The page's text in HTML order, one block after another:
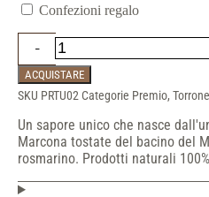
Confezioni regalo
ACQUISTARE
SKU PRTU02 Categorie Premio, Torrone
Un sapore unico che nasce
Marcona tostate del bacino del
rosmarino. Prodotti naturali